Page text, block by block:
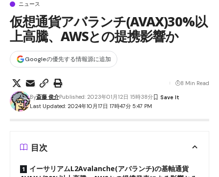
ニュース
仮想通貨アバランチ(AVAX)30%以
上高騰、AWSとの提携影響か
Googleの優先する情報源に追加
Last Updated: 2024年10月17日 17時47分 5:47 PM
By斎藤 俊介Published: 2023年01月12日 15時38分
8 Min Read
目次
イーサリアムL2Avalanche(アバランチ)の基軸通貨